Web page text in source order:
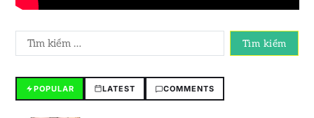
POPULAR LATEST COMMENTS